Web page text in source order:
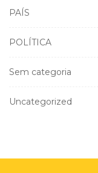
PAÍS
POLÍTICA
Sem categoria
Uncategorized